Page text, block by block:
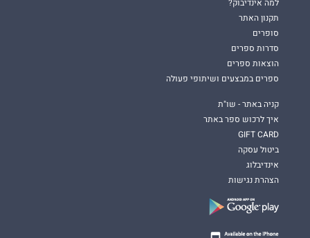
למה אינדיבוק?
תקנון האתר
סופרים
סדרות ספרים
הוצאות ספרים
ספרים במבצעים ושיתופי פעולה
קניה באתר - שו"ת
איך לרכוש ספר באתר
GIFT CARD
ביטול עסקה
אינדיבלוג
הצהרת נגישות